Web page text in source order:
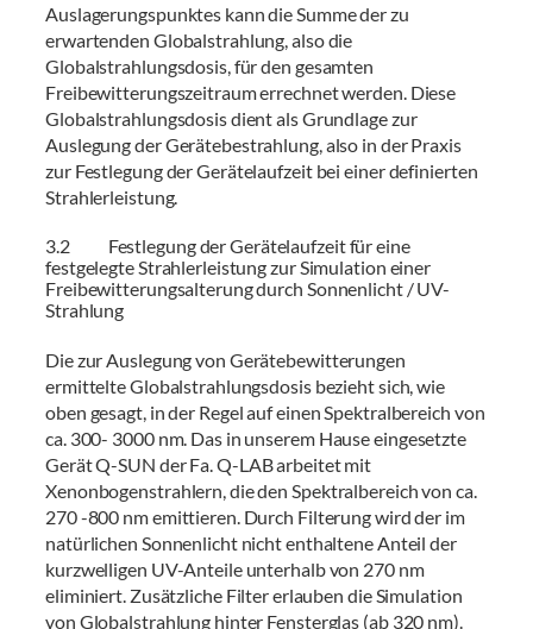
Auslagerungspunktes kann die Summe der zu
erwartenden Globalstrahlung, also die
Globalstrahlungsdosis, für den gesamten
Freibewitterungszeitraum errechnet werden. Diese
Globalstrahlungsdosis dient als Grundlage zur
Auslegung der Gerätebestrahlung, also in der Praxis
zur Festlegung der Gerätelaufzeit bei einer definierten
Strahlerleistung.
3.2 Festlegung der Gerätelaufzeit für eine
festgelegte Strahlerleistung zur Simulation einer
Freibewitterungsalterung durch Sonnenlicht / UV-
Strahlung
Die zur Auslegung von Gerätebewitterungen
ermittelte Globalstrahlungsdosis bezieht sich, wie
oben gesagt, in der Regel auf einen Spektralbereich von
ca. 300- 3000 nm. Das in unserem Hause eingesetzte
Gerät Q-SUN der Fa. Q-LAB arbeitet mit
Xenonbogenstrahlern, die den Spektralbereich von ca.
270 -800 nm emittieren. Durch Filterung wird der im
natürlichen Sonnenlicht nicht enthaltene Anteil der
kurzwelligen UV-Anteile unterhalb von 270 nm
eliminiert. Zusätzliche Filter erlauben die Simulation
von Globalstrahlung hinter Fensterglas (ab 320 nm).